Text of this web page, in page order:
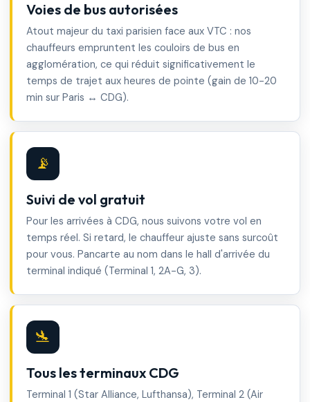
Voies de bus autorisées
Atout majeur du taxi parisien face aux VTC : nos
chauffeurs empruntent les couloirs de bus en
agglomération, ce qui réduit significativement le
temps de trajet aux heures de pointe (gain de 10-20
min sur Paris ↔ CDG).
📡
Suivi de vol gratuit
Pour les arrivées à CDG, nous suivons votre vol en
temps réel. Si retard, le chauffeur ajuste sans surcoût
pour vous. Pancarte au nom dans le hall d'arrivée du
terminal indiqué (Terminal 1, 2A-G, 3).
🛬
Tous les terminaux CDG
Terminal 1 (Star Alliance, Lufthansa), Terminal 2 (Air